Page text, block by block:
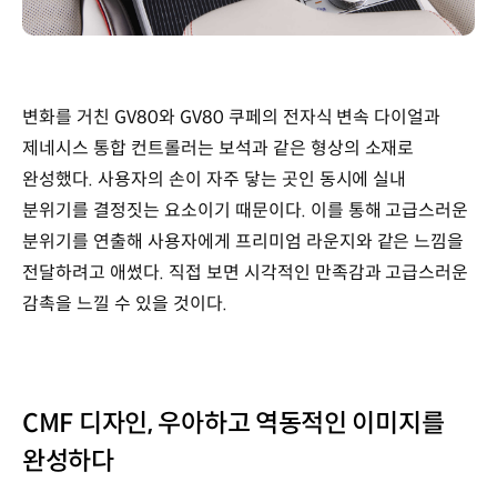
변화를 거친 GV80와 GV80 쿠페의 전자식 변속 다이얼과
제네시스 통합 컨트롤러는 보석과 같은 형상의 소재로
완성했다. 사용자의 손이 자주 닿는 곳인 동시에 실내
분위기를 결정짓는 요소이기 때문이다. 이를 통해 고급스러운
분위기를 연출해 사용자에게 프리미엄 라운지와 같은 느낌을
전달하려고 애썼다. 직접 보면 시각적인 만족감과 고급스러운
감촉을 느낄 수 있을 것이다.
CMF 디자인, 우아하고 역동적인 이미지를
완성하다